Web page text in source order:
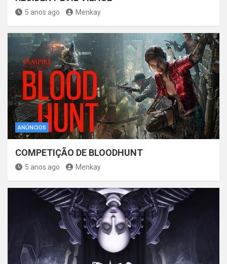
5 anos ago Menkay
ANÚNCIOS
COMPETIÇÃO DE BLOODHUNT
5 anos ago Menkay